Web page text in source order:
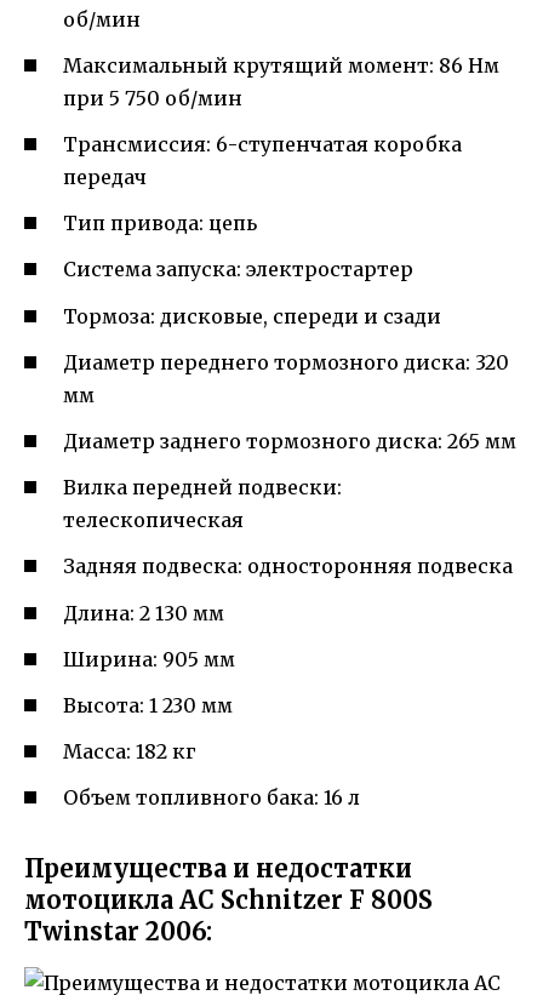
об/мин
Максимальный крутящий момент: 86 Нм
при 5 750 об/мин
Трансмиссия: 6-ступенчатая коробка
передач
Тип привода: цепь
Система запуска: электростартер
Тормоза: дисковые, спереди и сзади
Диаметр переднего тормозного диска: 320
мм
Диаметр заднего тормозного диска: 265 мм
Вилка передней подвески:
телескопическая
Задняя подвеска: односторонняя подвеска
Длина: 2 130 мм
Ширина: 905 мм
Высота: 1 230 мм
Масса: 182 кг
Объем топливного бака: 16 л
Преимущества и недостатки
мотоцикла AC Schnitzer F 800S
Twinstar 2006: